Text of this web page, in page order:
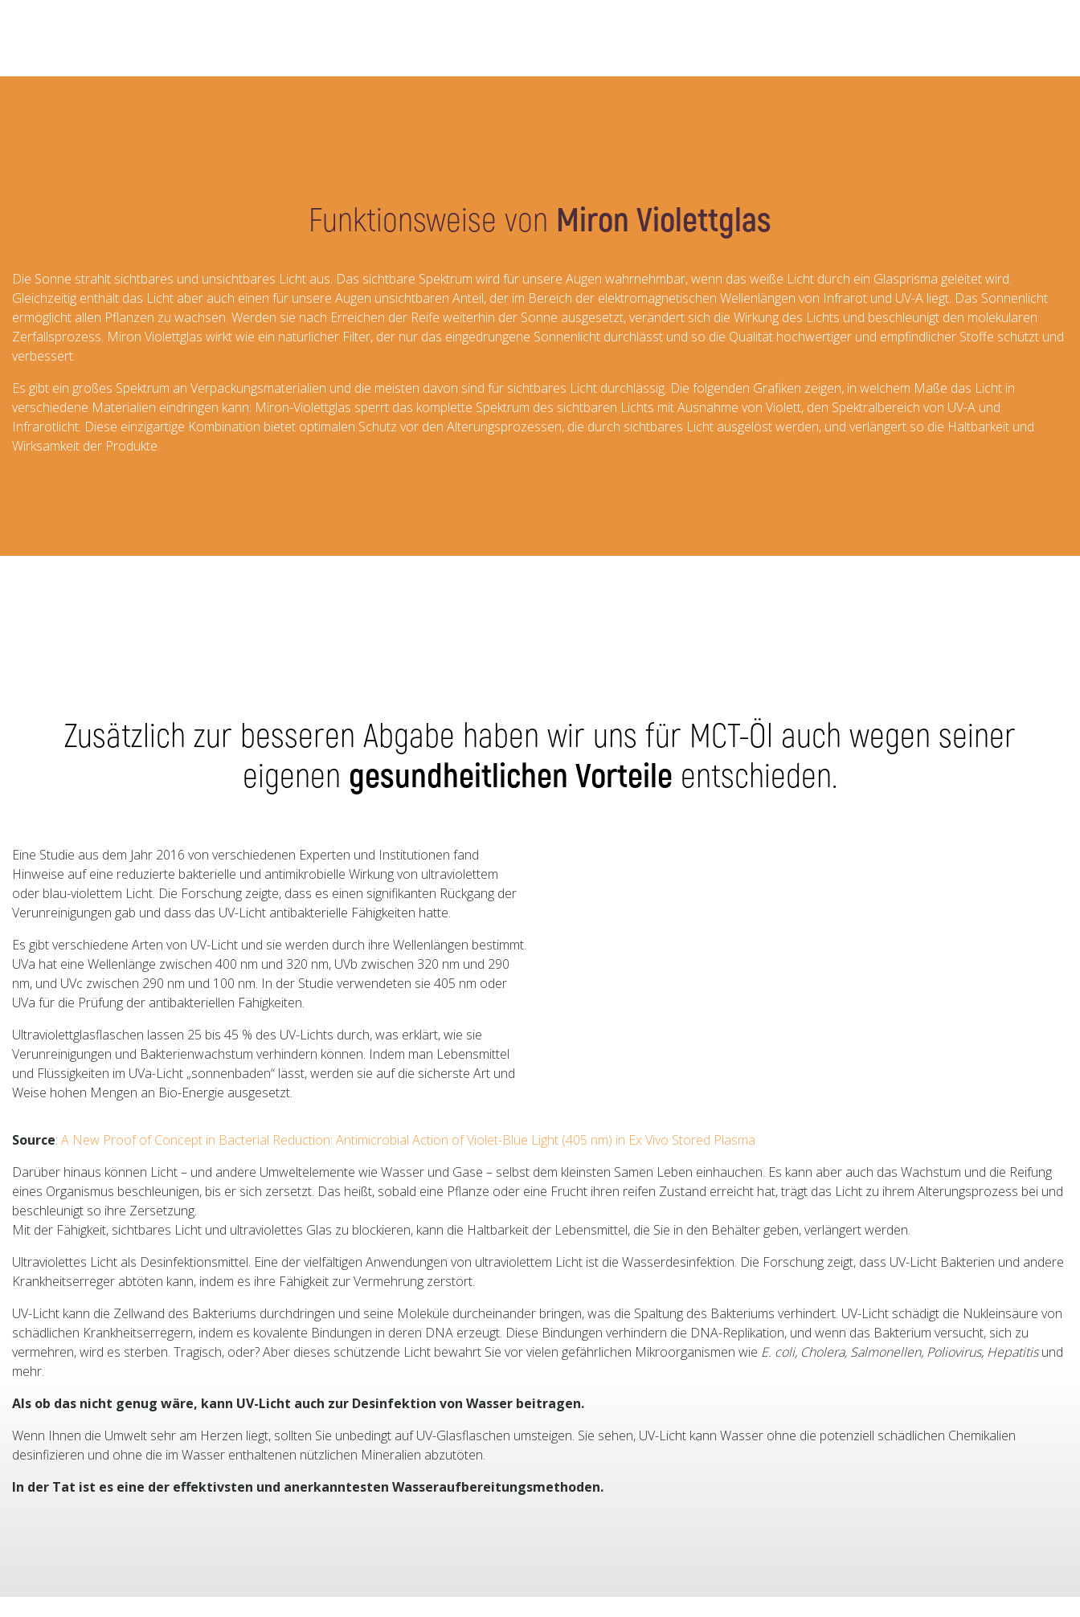
Funktionsweise von Miron Violettglas
Die Sonne strahlt sichtbares und unsichtbares Licht aus. Das sichtbare Spektrum wird für unsere Augen wahrnehmbar, wenn das weiße Licht durch ein Glasprisma geleitet wird.
Gleichzeitig enthält das Licht aber auch einen für unsere Augen unsichtbaren Anteil, der im Bereich der elektromagnetischen Wellenlängen von Infrarot und UV-A liegt. Das Sonnenlicht
ermöglicht allen Pflanzen zu wachsen. Werden sie nach Erreichen der Reife weiterhin der Sonne ausgesetzt, verändert sich die Wirkung des Lichts und beschleunigt den molekularen
Zerfallsprozess. Miron Violettglas wirkt wie ein natürlicher Filter, der nur das eingedrungene Sonnenlicht durchlässt und so die Qualität hochwertiger und empfindlicher Stoffe schützt und
verbessert.
Es gibt ein großes Spektrum an Verpackungsmaterialien und die meisten davon sind für sichtbares Licht durchlässig. Die folgenden Grafiken zeigen, in welchem Maße das Licht in
verschiedene Materialien eindringen kann: Miron-Violettglas sperrt das komplette Spektrum des sichtbaren Lichts mit Ausnahme von Violett, den Spektralbereich von UV-A und
Infrarotlicht. Diese einzigartige Kombination bietet optimalen Schutz vor den Alterungsprozessen, die durch sichtbares Licht ausgelöst werden, und verlängert so die Haltbarkeit und
Wirksamkeit der Produkte.
Zusätzlich zur besseren Abgabe haben wir uns für MCT-Öl auch wegen seiner
eigenen gesundheitlichen Vorteile entschieden.
Eine Studie aus dem Jahr 2016 von verschiedenen Experten und Institutionen fand
Hinweise auf eine reduzierte bakterielle und antimikrobielle Wirkung von ultraviolettem
oder blau-violettem Licht. Die Forschung zeigte, dass es einen signifikanten Rückgang der
Verunreinigungen gab und dass das UV-Licht antibakterielle Fähigkeiten hatte.
Es gibt verschiedene Arten von UV-Licht und sie werden durch ihre Wellenlängen bestimmt.
UVa hat eine Wellenlänge zwischen 400 nm und 320 nm, UVb zwischen 320 nm und 290
nm, und UVc zwischen 290 nm und 100 nm. In der Studie verwendeten sie 405 nm oder
UVa für die Prüfung der antibakteriellen Fähigkeiten.
Ultraviolettglasflaschen lassen 25 bis 45 % des UV-Lichts durch, was erklärt, wie sie
Verunreinigungen und Bakterienwachstum verhindern können. Indem man Lebensmittel
und Flüssigkeiten im UVa-Licht „sonnenbaden“ lässt, werden sie auf die sicherste Art und
Weise hohen Mengen an Bio-Energie ausgesetzt.
Source: A New Proof of Concept in Bacterial Reduction: Antimicrobial Action of Violet-Blue Light (405 nm) in Ex Vivo Stored Plasma
Darüber hinaus können Licht – und andere Umweltelemente wie Wasser und Gase – selbst dem kleinsten Samen Leben einhauchen. Es kann aber auch das Wachstum und die Reifung
eines Organismus beschleunigen, bis er sich zersetzt. Das heißt, sobald eine Pflanze oder eine Frucht ihren reifen Zustand erreicht hat, trägt das Licht zu ihrem Alterungsprozess bei und
beschleunigt so ihre Zersetzung.
Mit der Fähigkeit, sichtbares Licht und ultraviolettes Glas zu blockieren, kann die Haltbarkeit der Lebensmittel, die Sie in den Behälter geben, verlängert werden.
Ultraviolettes Licht als Desinfektionsmittel. Eine der vielfältigen Anwendungen von ultraviolettem Licht ist die Wasserdesinfektion. Die Forschung zeigt, dass UV-Licht Bakterien und andere
Krankheitserreger abtöten kann, indem es ihre Fähigkeit zur Vermehrung zerstört.
UV-Licht kann die Zellwand des Bakteriums durchdringen und seine Moleküle durcheinander bringen, was die Spaltung des Bakteriums verhindert. UV-Licht schädigt die Nukleinsäure von
schädlichen Krankheitserregern, indem es kovalente Bindungen in deren DNA erzeugt. Diese Bindungen verhindern die DNA-Replikation, und wenn das Bakterium versucht, sich zu
vermehren, wird es sterben. Tragisch, oder? Aber dieses schützende Licht bewahrt Sie vor vielen gefährlichen Mikroorganismen wie E. coli, Cholera, Salmonellen, Poliovirus, Hepatitisund
mehr.
Als ob das nicht genug wäre, kann UV-Licht auch zur Desinfektion von Wasser beitragen.
Wenn Ihnen die Umwelt sehr am Herzen liegt, sollten Sie unbedingt auf UV-Glasflaschen umsteigen. Sie sehen, UV-Licht kann Wasser ohne die potenziell schädlichen Chemikalien
desinfizieren und ohne die im Wasser enthaltenen nützlichen Mineralien abzutöten.
In der Tat ist es eine der effektivsten und anerkanntesten Wasseraufbereitungsmethoden.